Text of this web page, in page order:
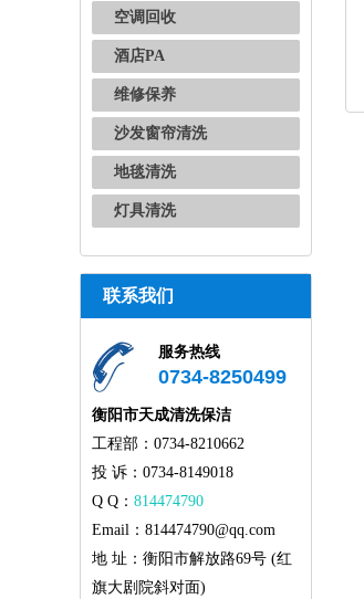
空调回收
酒店PA
维修保养
沙发窗帘清洗
地毯清洗
灯具清洗
联系我们
服务热线
0734-8250499
衡阳市天成清洗保洁
工程部：0734-8210662
投 诉：0734-8149018
Q Q： 814474790
Email：814474790@qq.com
地 址：衡阳市解放路69号 (红
旗大剧院斜对面)